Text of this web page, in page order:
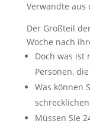
Verwandte aus
Der Großteil
Woche nach
Doch was ist
Personen,
Was können
Müssen Sie